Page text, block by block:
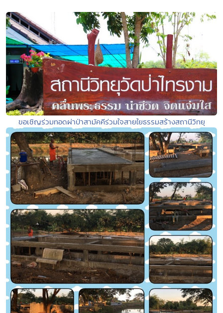
ขอเชิญร่วมทอดผ่าป่าสามัคคีร่วมใจสายใยธรรมสร้างสถานีวิทยุ